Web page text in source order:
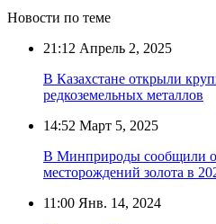
Новости по теме
21:12 Апрель 2, 2025
В Казахстане открыли
редкоземельных металлов
14:52 Март 5, 2025
В Минприроды сообщили
месторождений золота в
11:00 Янв. 14, 2024